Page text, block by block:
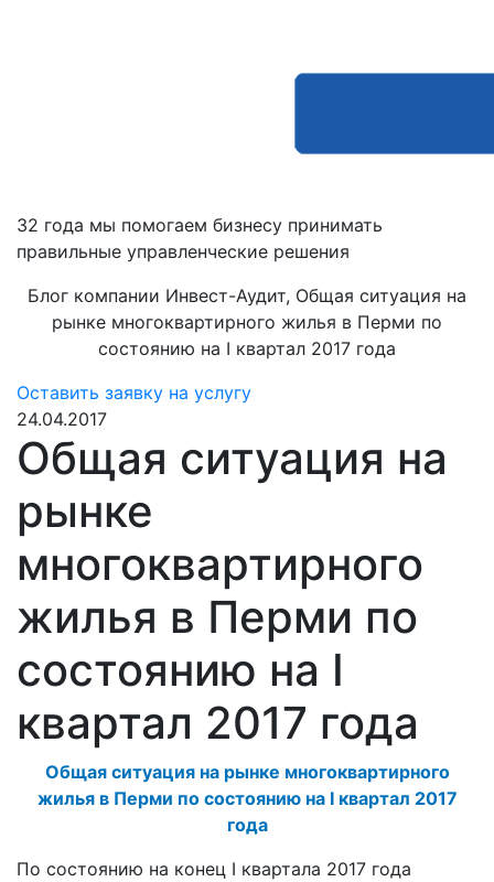
32 года мы помогаем бизнесу принимать
правильные управленческие решения
Блог компании Инвест-Аудит, Общая ситуация на
рынке многоквартирного жилья в Перми по
состоянию на I квартал 2017 года
Оставить заявку на услугу
24.04.2017
Общая ситуация на
рынке
многоквартирного
жилья в Перми по
состоянию на I
квартал 2017 года
Общая ситуация на рынке многоквартирного
жилья в Перми по состоянию на I квартал 2017
года
По состоянию на конец I квартала 2017 года